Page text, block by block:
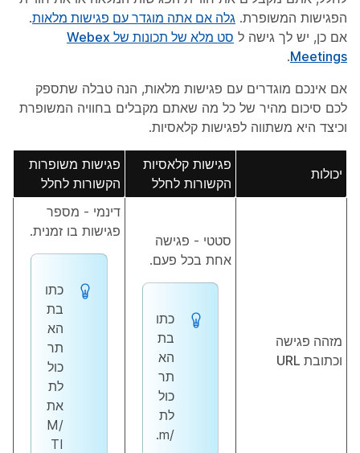
הפגישות המשופרת. גלה אם אתה מוגדר עם פגישות מלאות.
אם כן, יש לך גישה ל
סט מלא של תכונות של Webex
Meetings
.
אם אינכם מוגדרים עם פגישות מלאות, הנה טבלה שתספק
לכם סיכום מהיר של כל מה שאתם מקבלים בחוויה המשופרת
וכיצד היא משתווה לפגישות קלאסיות.
יכולות
פגישות קלאסיות
הקשורות לחלל
פגישות משופרות
הקשורות לחלל
מזהה פגישה
וכתובת URL
סטטי - פגישה
אחת בכל פעם.
כתו
בת
הא
תר
כול
לת
/m.
דינמי - מספר
פגישות בו זמנית.
כתו
בת
הא
תר
כול
לת
את
/M
TI